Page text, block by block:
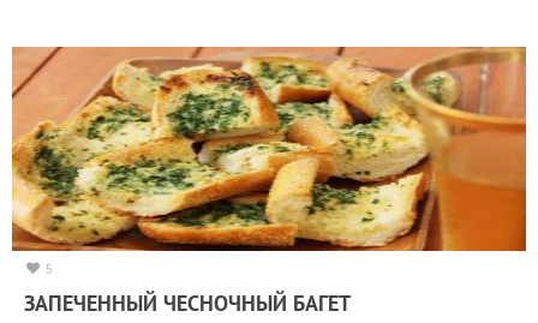
5
ЗАПЕЧЕННЫЙ ЧЕСНОЧНЫЙ БАГЕТ